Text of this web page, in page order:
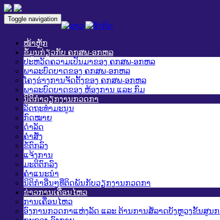
Toggle navigation
ໜ້າຫຼັກ
ຂໍ້ມູນກ່ຽວກັບ ຄກສພ-ອກຫລ
ປະຫວັດຄວາມເປັນມາຂອງ ຄກສພ-ອກຫລ
ພາລະບົດບາດຂອງ ຄກສພ-ອກຫລ
ໂຄງຮ່າງການຈັດຕັ້ງຂອງ ຄກສພ-ອກຫລ
ພາລະບົດບາດຂອງ ຫ້ອງການ ແລະ ກົມ
ນິຕິກໍາວຽກງານກວດກາ
ລັດຖະທໍາມະນູນ
ກົດໝາຍ
ດໍາລັດ
ຄໍາສັ່ງ
ຂໍ້ຕົກລົງ
ແຈ້ງການ
ມະຕິຕົກລົງ
ຄໍາແນະນໍາ
ນິຕິກໍາອື່ນໆທີ່ຕິດພັນກັບວຽກງານກວດກາ
ຂ່າວການເຄື່ອນໄຫວ
ການເຄື່ອນໄຫວ
ອົງການກວດກາແຫ່ງລັດ ແລະ ຕ້ານການສໍ້ລາດບັງຫຼວງຂັ້ນສູນກ